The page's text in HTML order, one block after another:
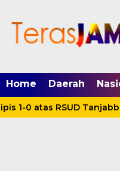
Home Daerah
1-0 atas RSUD